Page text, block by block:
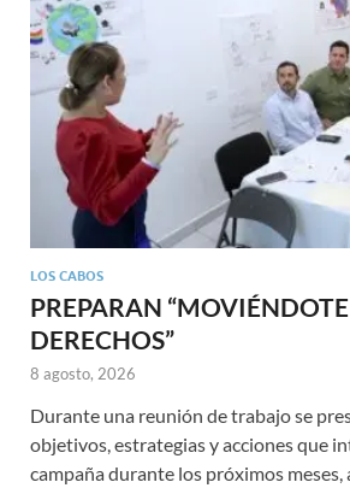
LOS CABOS
PREPARAN
DERECHOS”
8 agosto, 2026
Durante una reunión de trabajo se
objetivos, estrategias y acciones que
campaña durante los próximos meses,